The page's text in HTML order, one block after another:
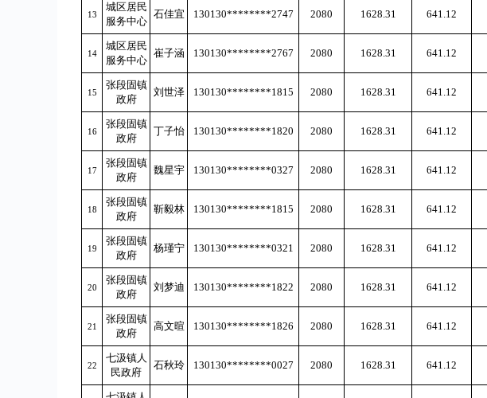
13
城区居民
服务中心
石佳宜 130130********2747 2080 1628.31 641.12
14
城区居民
服务中心
崔子涵 130130********2767 2080 1628.31 641.12
15
张段固镇
政府
刘世泽 130130********1815 2080 1628.31 641.12
16
张段固镇
政府
丁子怡 130130********1820 2080 1628.31 641.12
17
张段固镇
政府
魏星宇 130130********0327 2080 1628.31 641.12
18
张段固镇
政府
靳毅林 130130********1815 2080 1628.31 641.12
19
张段固镇
政府
杨瑾宁 130130********0321 2080 1628.31 641.12
20
张段固镇
政府
刘梦迪 130130********1822 2080 1628.31 641.12
21
张段固镇
政府
高文暄 130130********1826 2080 1628.31 641.12
22
七汲镇人
民政府
石秋玲 130130********0027 2080 1628.31 641.12